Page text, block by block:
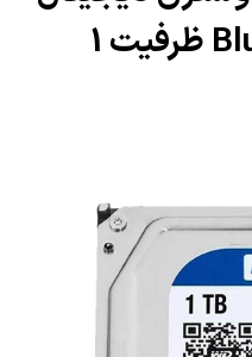
مدل Blue WD10EZEX ظرفیت 1